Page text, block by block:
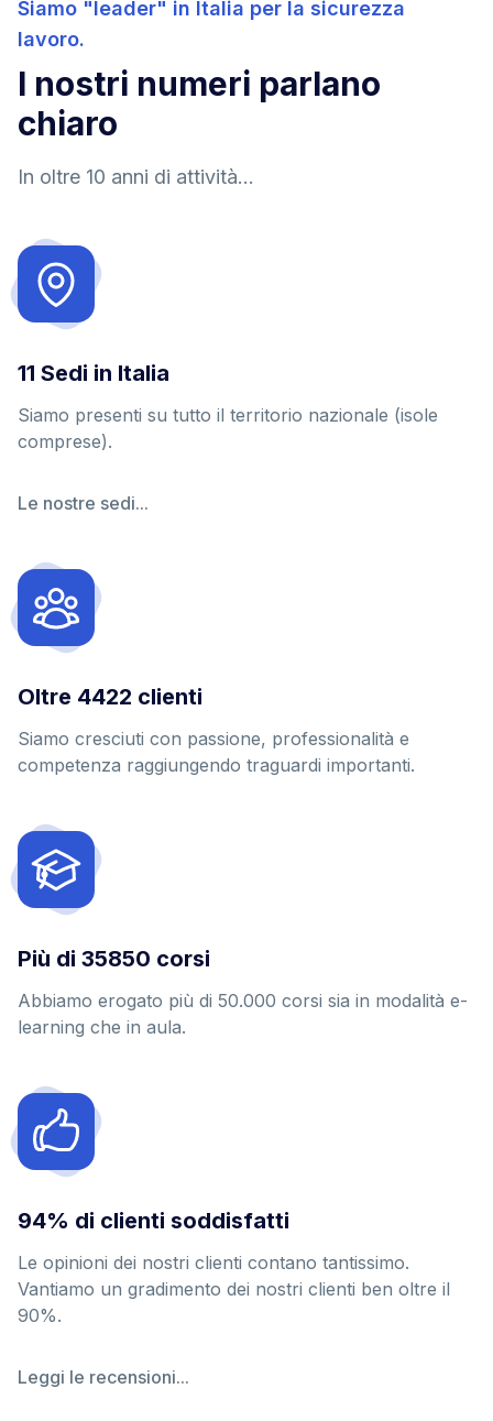
Siamo "leader" in Italia per la sicurezza
lavoro.
I nostri numeri parlano
chiaro
In oltre 10 anni di attività...
11 Sedi in Italia
Siamo presenti su tutto il territorio nazionale (isole
comprese).
Le nostre sedi...
Oltre 5682 clienti
Siamo cresciuti con passione, professionalità e
competenza raggiungendo traguardi importanti.
Più di 46300 corsi
Abbiamo erogato più di 50.000 corsi sia in modalità e-
learning che in aula.
94% di clienti soddisfatti
Le opinioni dei nostri clienti contano tantissimo.
Vantiamo un gradimento dei nostri clienti ben oltre il
90%.
Leggi le recensioni...